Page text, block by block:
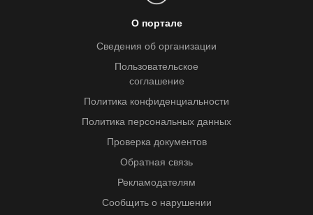
О портале
Сведения об организации
Пользовательское
соглашение
Политика конфиденциальности
Политика персональных данных
Проверка документов
Обратная связь
Рекламодателям
Сообщить о нарушении